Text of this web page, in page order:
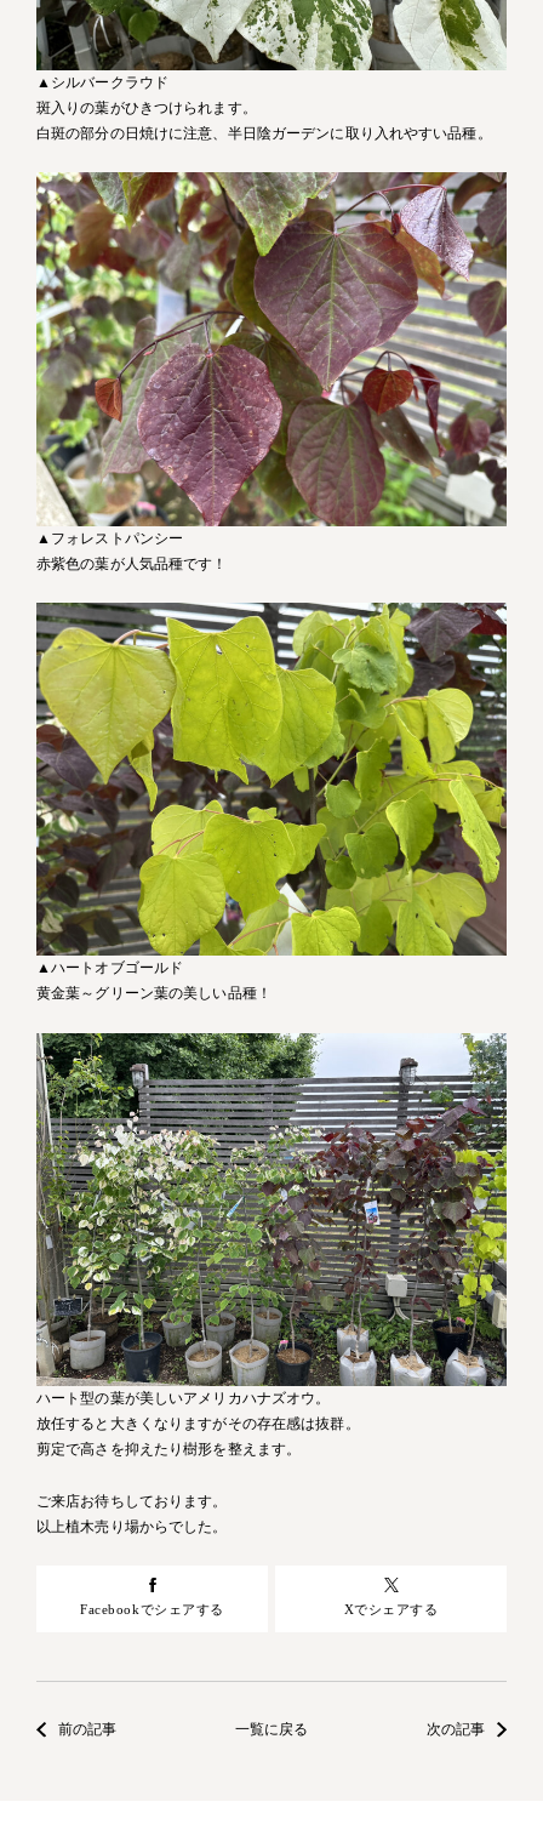
▲シルバークラウド
斑入りの葉がひきつけられます。
白斑の部分の日焼けに注意、半日陰ガーデンに取り入れやすい品種。
▲フォレストパンシー
赤紫色の葉が人気品種です！
▲ハートオブゴールド
黄金葉～グリーン葉の美しい品種！
ハート型の葉が美しいアメリカハナズオウ。
放任すると大きくなりますがその存在感は抜群。
剪定で高さを抑えたり樹形を整えます。
ご来店お待ちしております。
以上植木売り場からでした。
Facebookでシェアする Xでシェアする
前の記事 一覧に戻る 次の記事